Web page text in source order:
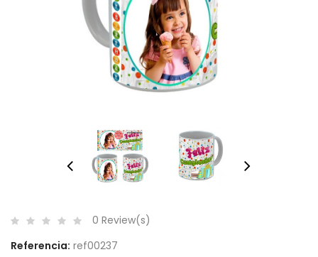
0 Review(s)
Referencia: ref00237